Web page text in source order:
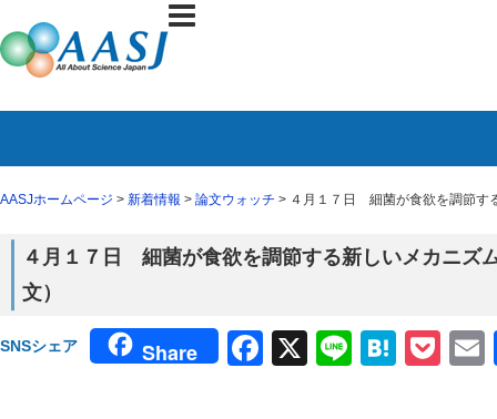
AASJホームページ > 新着情報 > 論文ウォッチ > ４月１７日 細菌が食欲を調節す
４月１７日 細菌が食欲を調節する新しいメカニズ
文）
SNSシェア Share Facebook
X Line